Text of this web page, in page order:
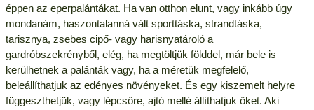
éppen az eperpalántákat. Ha van otthon elunt, vagy inkább úgy
mondanám, haszontalanná vált sporttáska, strandtáska,
tarisznya, zsebes cipő- vagy harisnyatároló a
gardróbszekrényből, elég, ha megtöltjük földdel, már bele is
kerülhetnek a palánták vagy, ha a méretük megfelelő,
beleállíthatjuk az edényes növényeket. És egy kiszemelt helyre
függeszthetjük, vagy lépcsőre, ajtó mellé állíthatjuk őket. Aki